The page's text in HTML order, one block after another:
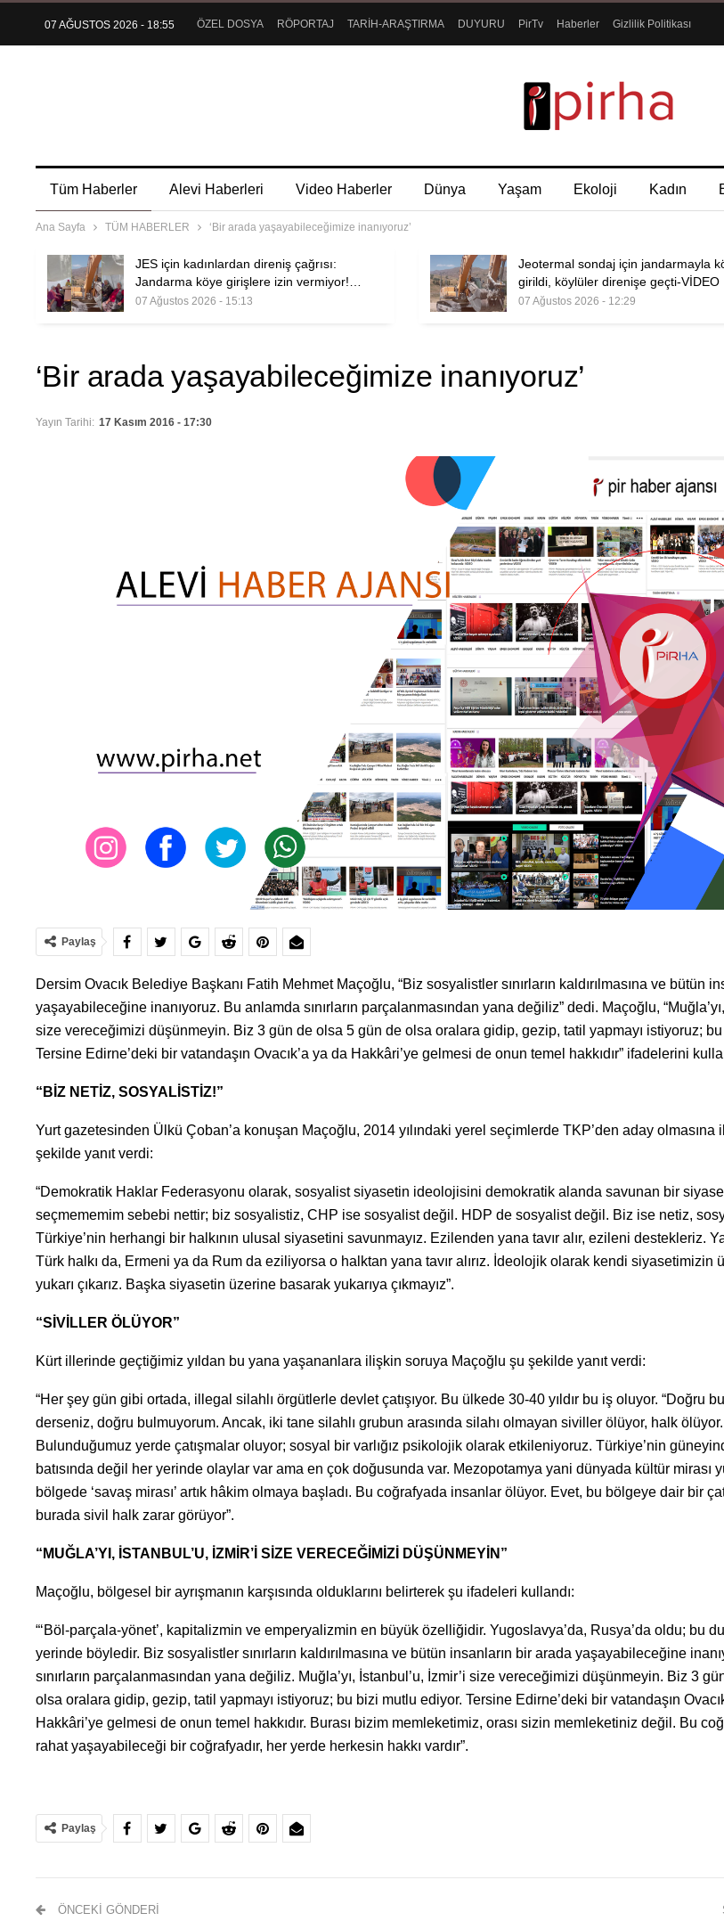
07 AĞUSTOS 2026 - 18:55 ÖZEL DOSYA RÖPORTAJ TARİH-ARAŞTIRMA DUYURU PirTv Haberler Gizlilik Politikası
Tüm Haberler Alevi Haberleri Video Haberler Dünya Yaşam Ekoloji Kadın
Ana Sayfa TÜM HABERLER ‘Bir arada yaşayabileceğimize inanıyoruz’
JES için kadınlardan direniş çağrısı:
Jandarma köye girişlere izin vermiyor!…
07 Ağustos 2026 - 15:13
Jeotermal sondaj için jandarmayla
girildi, köylüler direnişe geçti-VİDEO
07 Ağustos 2026 - 12:29
‘Bir arada yaşayabileceğimize inanıyoruz’
Yayın Tarihi: 17 Kasım 2016 - 17:30
Paylaş
Dersim Ovacık Belediye Başkanı Fatih Mehmet Maçoğlu, “Biz sosyalistler sınırların kaldırılmasına ve bütün
yaşayabileceğine inanıyoruz. Bu anlamda sınırların parçalanmasından yana değiliz” dedi. Maçoğlu,
size vereceğimizi düşünmeyin. Biz 3 gün de olsa 5 gün de olsa oralara gidip, gezip, tatil yapmayı istiyoruz;
Tersine Edirne’deki bir vatandaşın Ovacık’a ya da Hakkâri’ye gelmesi de onun temel hakkıdır” ifadelerini
“BİZ NETİZ, SOSYALİSTİZ!”
Yurt gazetesinden Ülkü Çoban’a konuşan Maçoğlu, 2014 yılındaki yerel seçimlerde TKP’den aday olmasına
şekilde yanıt verdi:
“Demokratik Haklar Federasyonu olarak, sosyalist siyasetin ideolojisini demokratik alanda savunan bir
seçmememim sebebi nettir; biz sosyalistiz, CHP ise sosyalist değil. HDP de sosyalist değil. Biz ise netiz,
Türkiye’nin herhangi bir halkının ulusal siyasetini savunmayız. Ezilenden yana tavır alır, ezileni destekleriz.
Türk halkı da, Ermeni ya da Rum da eziliyorsa o halktan yana tavır alırız. İdeolojik olarak kendi siyasetimizin
yukarı çıkarız. Başka siyasetin üzerine basarak yukarıya çıkmayız”.
“SİVİLLER ÖLÜYOR”
Kürt illerinde geçtiğimiz yıldan bu yana yaşananlara ilişkin soruya Maçoğlu şu şekilde yanıt verdi:
“Her şey gün gibi ortada, illegal silahlı örgütlerle devlet çatışıyor. Bu ülkede 30-40 yıldır bu iş oluyor. “Doğru
derseniz, doğru bulmuyorum. Ancak, iki tane silahlı grubun arasında silahı olmayan siviller ölüyor, halk
Bulunduğumuz yerde çatışmalar oluyor; sosyal bir varlığız psikolojik olarak etkileniyoruz. Türkiye’nin
batısında değil her yerinde olaylar var ama en çok doğusunda var. Mezopotamya yani dünyada kültür mirası
bölgede ‘savaş mirası’ artık hâkim olmaya başladı. Bu coğrafyada insanlar ölüyor. Evet, bu bölgeye dair bir
burada sivil halk zarar görüyor”.
“MUĞLA’YI, İSTANBUL’U, İZMİR’İ SİZE VERECEĞİMİZİ DÜŞÜNMEYİN”
Maçoğlu, bölgesel bir ayrışmanın karşısında olduklarını belirterek şu ifadeleri kullandı:
“‘Böl-parçala-yönet’, kapitalizmin ve emperyalizmin en büyük özelliğidir. Yugoslavya’da, Rusya’da oldu; bu
yerinde böyledir. Biz sosyalistler sınırların kaldırılmasına ve bütün insanların bir arada yaşayabileceğine
sınırların parçalanmasından yana değiliz. Muğla’yı, İstanbul’u, İzmir’i size vereceğimizi düşünmeyin. Biz 3
olsa oralara gidip, gezip, tatil yapmayı istiyoruz; bu bizi mutlu ediyor. Tersine Edirne’deki bir vatandaşın
Hakkâri’ye gelmesi de onun temel hakkıdır. Burası bizim memleketimiz, orası sizin memleketiniz değil. Bu
rahat yaşayabileceği bir coğrafyadır, her yerde herkesin hakkı vardır”.
Paylaş
ÖNCEKI GÖNDERI